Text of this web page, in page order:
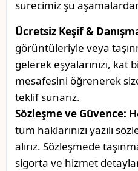
sürecimiz şu
Ücretsiz Keşif &
görüntüleriyle veya
gelerek eşyalarınızı, kat
mesafesini öğrenerek
teklif sunarız.
Sözleşme ve Güvence:
tüm haklarınızı yazılı
alırız. Sözleşmede
sigorta ve hizmet